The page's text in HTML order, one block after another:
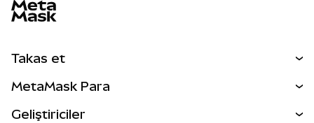
Takas et
MetaMask Para
Geliştiriciler